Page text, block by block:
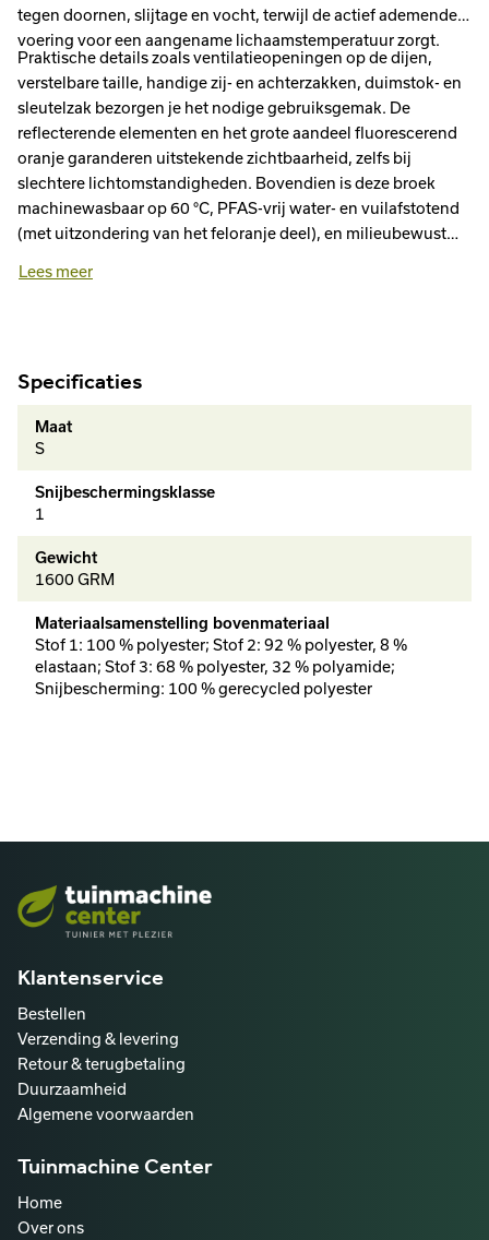
tegen doornen, slijtage en vocht, terwijl de actief ademende
voering voor een aangename lichaamstemperatuur zorgt.
Praktische details zoals ventilatieopeningen op de dijen,
verstelbare taille, handige zij- en achterzakken, duimstok- en
sleutelzak bezorgen je het nodige gebruiksgemak. De
reflecterende elementen en het grote aandeel fluorescerend
oranje garanderen uitstekende zichtbaarheid, zelfs bij
slechtere lichtomstandigheden. Bovendien is deze broek
machinewasbaar op 60 °C, PFAS-vrij water- en vuilafstotend
(met uitzondering van het feloranje deel), en milieubewust
snijbeschermingsklasse 1, design A en is ideaal te
Lees meer
Specificaties
Maat
S
Snijbeschermingsklasse
1
Gewicht
1600 GRM
Materiaalsamenstelling bovenmateriaal
Stof 1: 100 % polyester; Stof 2: 92 % polyester, 8 %
elastaan; Stof 3: 68 % polyester, 32 % polyamide;
Snijbescherming: 100 % gerecycled polyester
Klantenservice
Bestellen
Verzending & levering
Retour & terugbetaling
Duurzaamheid
Algemene voorwaarden
Tuinmachine Center
Home
Over ons